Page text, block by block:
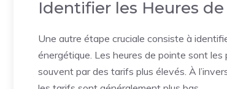
Identifier les Heures
Une autre étape cruciale consiste à
énergétique. Les heures de pointe sont les
souvent par des tarifs plus élevés. À